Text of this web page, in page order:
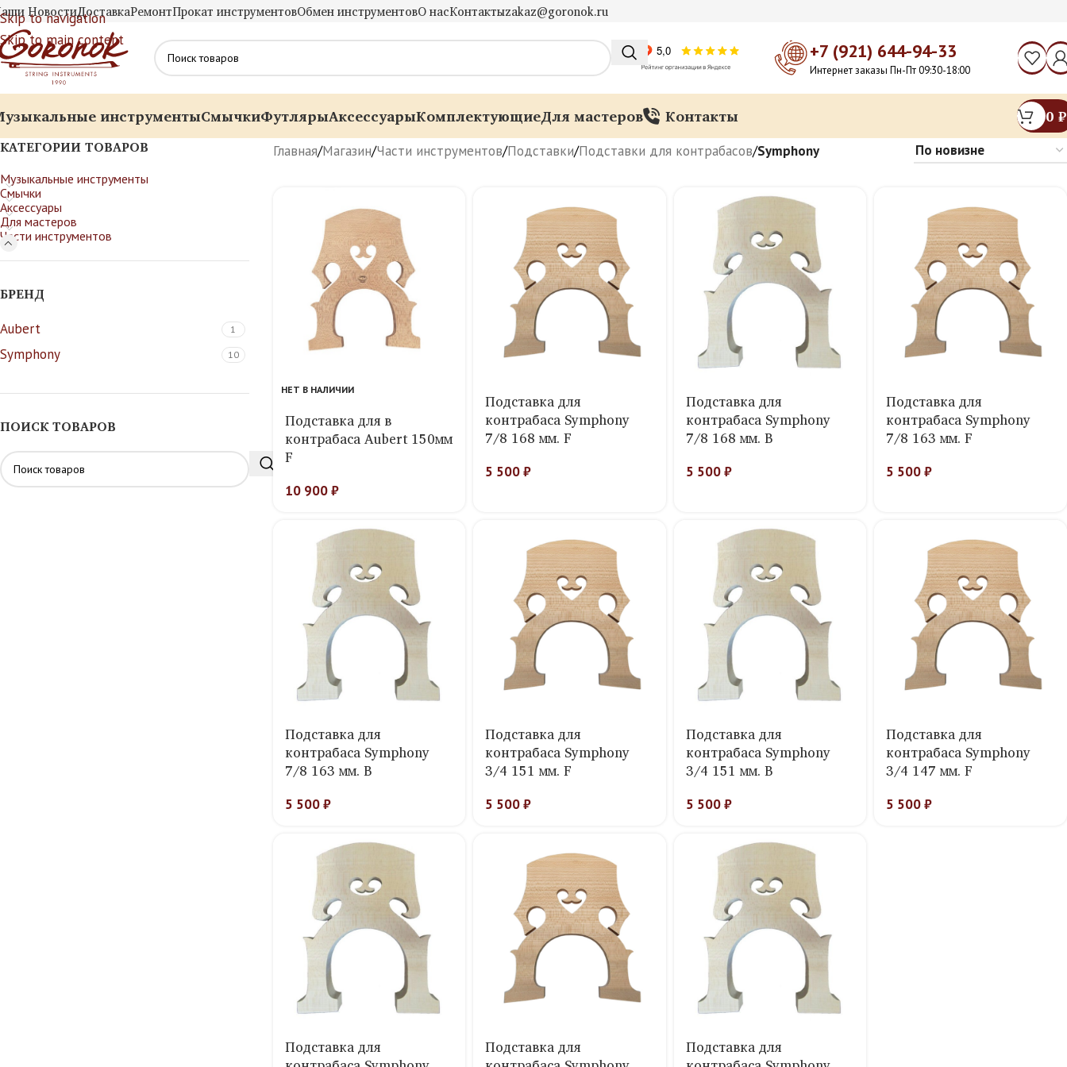
Skip to navigation
Skip to main content
НовостиДоставкаРемонтПрокат инструментовОбмен инструментовО насКонтактыzakaz@goronok.ru
+7 (921) 644-94-33
Интернет заказы Пн-Пт 09:30-18:00
инструментыСмычкиФутлярыАксессуарыКомплектующиеДля мастеров Контакты 0 ₽
КАТЕГОРИИ ТОВАРОВ
Музыкальные инструменты
Смычки
Аксессуары
Для мастеров
Части инструментов
БРЕНД
Aubert 1
Symphony 10
ПОИСК ТОВАРОВ
Главная/Магазин/Части инструментов/Подставки/Подставки для контрабасов/Symphony
НЕТ В НАЛИЧИИ
Подставка для в
контрабаса Aubert 150мм
F
10 900₽
Подставка для
контрабаса Symphony
7/8 168 мм. F
5 500₽
Подставка для
контрабаса Symphony
7/8 168 мм. B
5 500₽
Подставка для
контрабаса Symphony
7/8 163 мм. F
5 500₽
Подставка для
контрабаса Symphony
7/8 163 мм. B
5 500₽
Подставка для
контрабаса Symphony
3/4 151 мм. F
5 500₽
Подставка для
контрабаса Symphony
3/4 151 мм. B
5 500₽
Подставка для
контрабаса Symphony
3/4 147 мм. F
5 500₽
Подставка для
Подставка для
Подставка для